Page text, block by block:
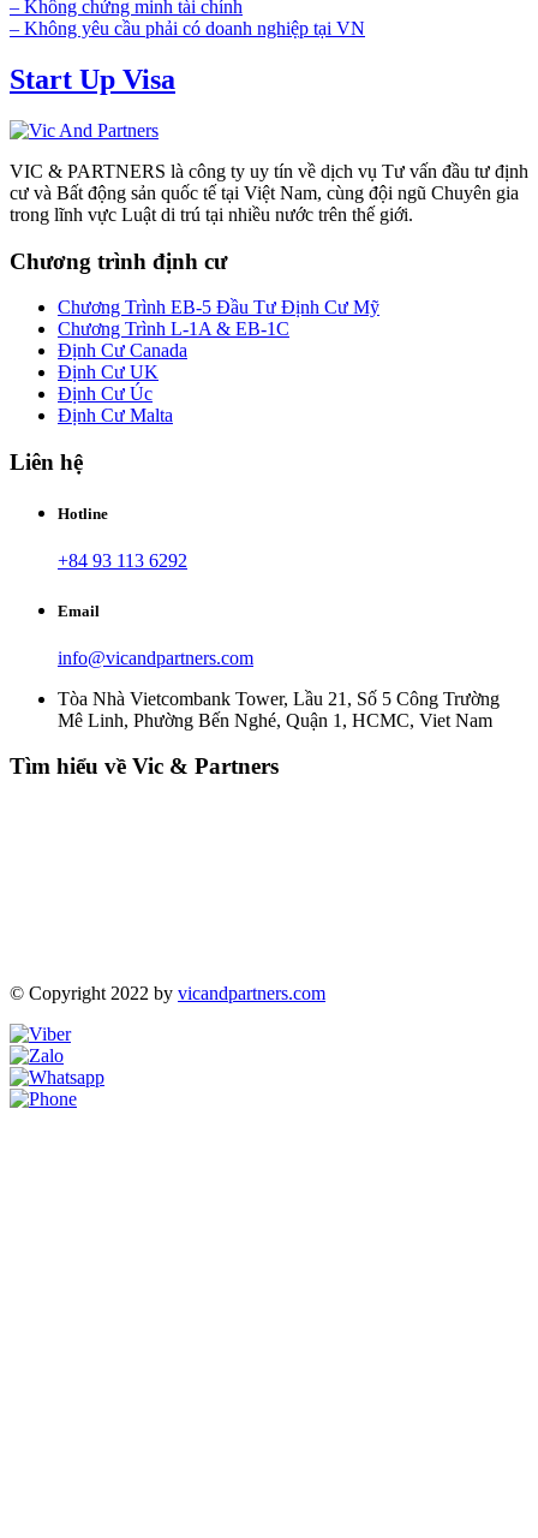
– Không chứng minh tài chính
– Không yêu cầu phải có doanh nghiệp tại VN
Start Up Visa
VIC & PARTNERS là công ty uy tín về dịch vụ Tư vấn đầu tư định
cư và Bất động sản quốc tế tại Việt Nam, cùng đội ngũ Chuyên gia
trong lĩnh vực Luật di trú tại nhiều nước trên thế giới.
Chương trình định cư
Chương Trình EB-5 Đầu Tư Định Cư Mỹ
Chương Trình L-1A & EB-1C
Định Cư Canada
Định Cư UK
Định Cư Úc
Định Cư Malta
Liên hệ
Hotline
+84 93 113 6292
Email
info@vicandpartners.com
Tòa Nhà Vietcombank Tower, Lầu 21, Số 5 Công Trường
Mê Linh, Phường Bến Nghé, Quận 1, HCMC, Viet Nam
Tìm hiểu về Vic & Partners
© Copyright 2022 by vicandpartners.com